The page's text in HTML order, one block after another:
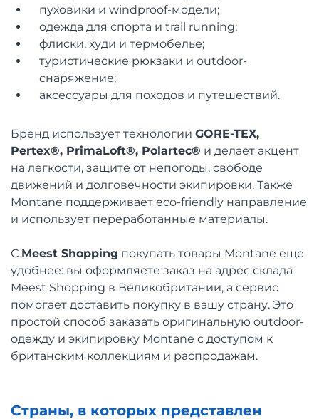
пуховики и windproof-модели;
одежда для спорта и trail running;
флиски, худи и термобелье;
туристические рюкзаки и outdoor-
снаряжение;
аксессуары для походов и путешествий.
Бренд использует технологии GORE-TEX,
Pertex®, PrimaLoft®, Polartec® и делает акцент
на легкости, защите от непогоды, свободе
движений и долговечности экипировки. Также
Montane поддерживает eco-friendly направление
и использует переработанные материалы.
С Meest Shopping покупать товары Montane еще
удобнее: вы оформляете заказ на адрес склада
Meest Shopping в Великобритании, а сервис
помогает доставить покупку в вашу страну. Это
простой способ заказать оригинальную outdoor-
одежду и экипировку Montane с доступом к
британским коллекциям и распродажам.
Страны, в которых представлен